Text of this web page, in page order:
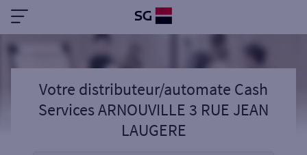
Votre distributeur/automate Cash
Services ARNOUVILLE 3 RUE JEAN
LAUGERE